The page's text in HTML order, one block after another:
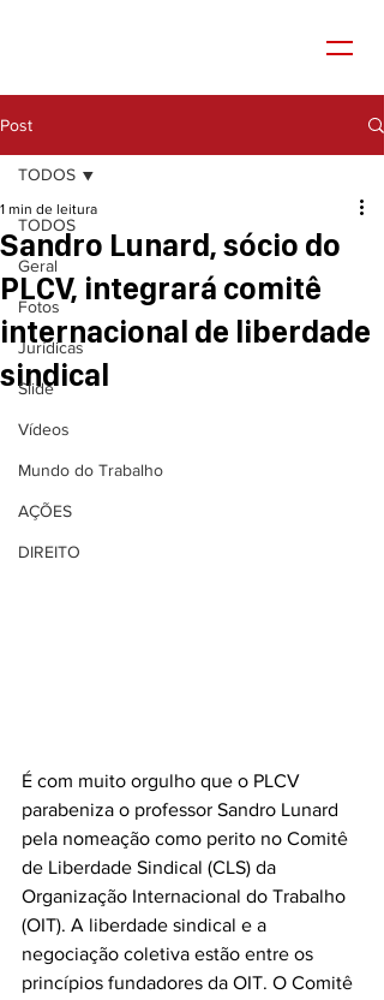
Post
TODOS
Geral
Fotos
Jurídicas
Slide
Vídeos
Mundo do Trabalho
AÇÕES
DIREITO
TODOS
Sandro Lunard, sócio do
PLCV, integrará comitê
internacional de liberdade
sindical
1 min de leitura
É com muito orgulho que o PLCV
parabeniza o professor Sandro Lunard
pela nomeação como perito no Comitê
de Liberdade Sindical (CLS) da
Organização Internacional do Trabalho
(OIT). A liberdade sindical e a
negociação coletiva estão entre os
princípios fundadores da OIT. O Comitê